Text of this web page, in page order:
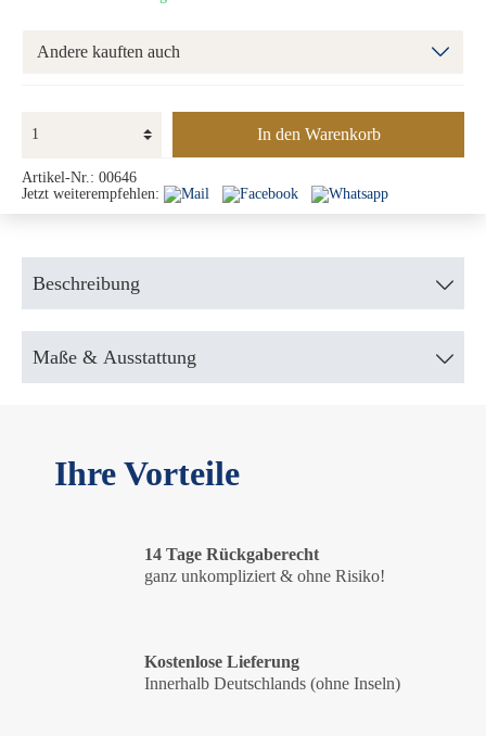
Andere kauften auch
In den Warenkorb
Artikel-Nr.: 00646
Jetzt weiterempfehlen:
Beschreibung
Maße & Ausstattung
Ihre Vorteile
14 Tage Rückgaberecht
ganz unkompliziert & ohne Risiko!
Kostenlose Lieferung
Innerhalb Deutschlands (ohne Inseln)